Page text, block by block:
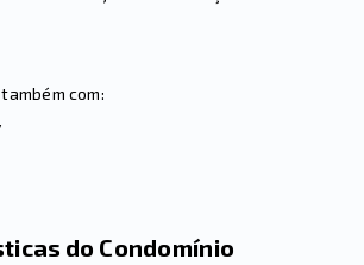
com:
do Condomínio